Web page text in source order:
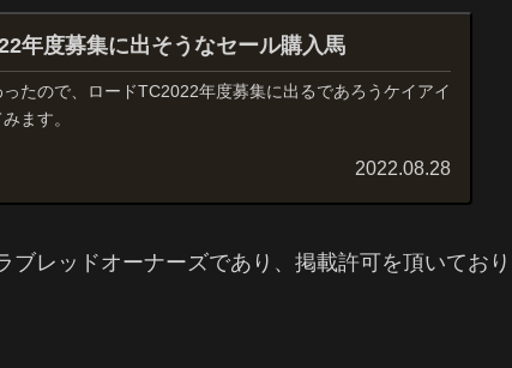
年度募集に出そうなセール購入馬
たので、ロードTC2022年度募集に出るであろうケイアイ
ます。
2022.08.28
レッドオーナーズであり、掲載許可を頂いており